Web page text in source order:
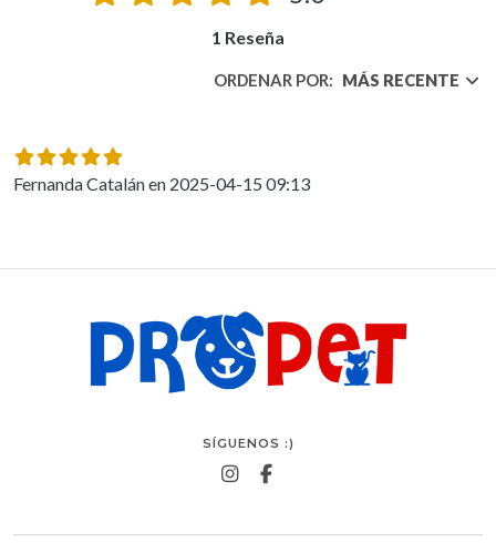
1 Reseña
ORDENAR POR: MÁS RECENTE
Fernanda Catalán en 2025-04-15 09:13
SÍGUENOS :)